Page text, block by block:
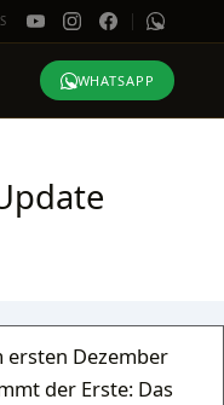
WHATSAPP
ersten Dezember
der Erste: Das